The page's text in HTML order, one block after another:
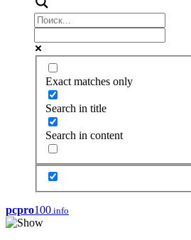
Exact matches only
Search in title
Search in content
pcpro100.info